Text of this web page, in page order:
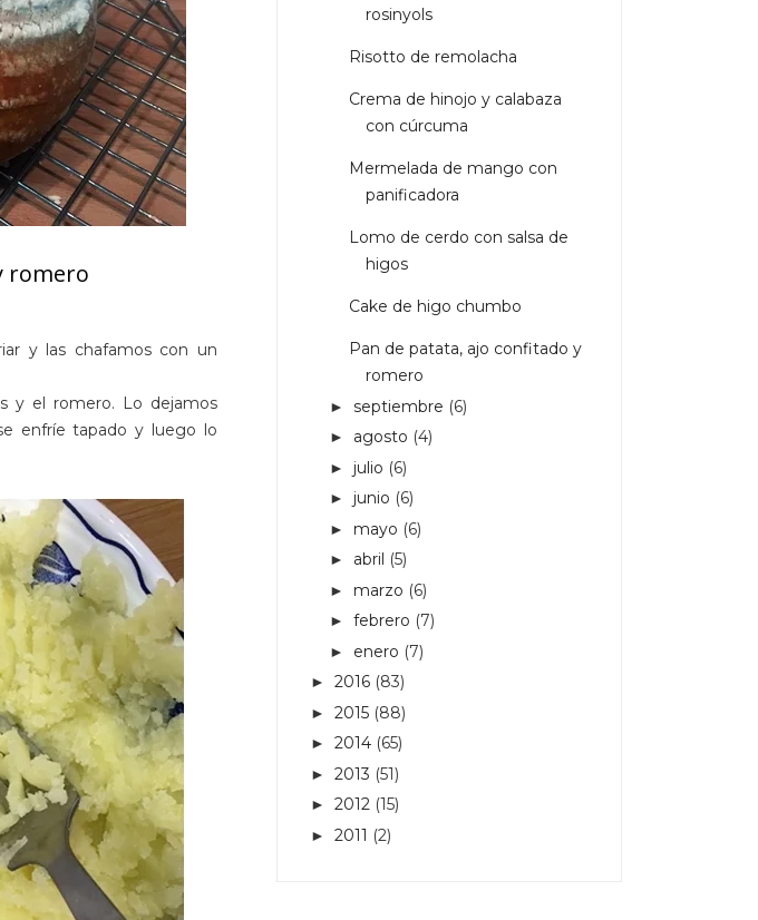
romero
y las chafamos con un
y el romero. Lo dejamos
enfríe tapado y luego lo
rosinyols
Risotto de remolacha
Crema de hinojo y calabaza
con cúrcuma
Mermelada de mango con
panificadora
Lomo de cerdo con salsa de
higos
Cake de higo chumbo
Pan de patata, ajo confitado y
romero
► septiembre (6)
► agosto (4)
► julio (6)
► junio (6)
► mayo (6)
► abril (5)
► marzo (6)
► febrero (7)
► enero (7)
► 2016 (83)
► 2015 (88)
► 2014 (65)
► 2013 (51)
► 2012 (15)
► 2011 (2)